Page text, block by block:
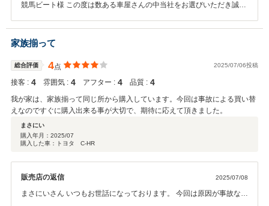
競馬ビート様 この度は数ある車屋さんの中当社をお選びいただき誠に
今後とも末永いお付き合いを何卒よろしくお願い申し上げます。
家族揃って
総合評価 4点 2025/07/06投稿
接客 : 4 雰囲気 : 4 アフター : 4 品質 : 4
我が家は、家族揃って同じ所から購入しています。今回は事故による買い替
えなのですぐに購入出来る事が大切で、期待に応えて頂きました。
まさにい
購入年月： 2025/07
購入した車：トヨタ C-HR
販売店の返信 2025/07/08
まさにいさん いつもお世話になっております。 今回は原因が事故なの